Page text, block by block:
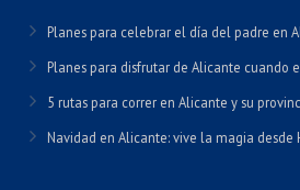
Planes para celebrar el día del padre en
Planes para disfrutar de Alicante cuando
5 rutas para correr en Alicante y su
Navidad en Alicante: vive la magia desde